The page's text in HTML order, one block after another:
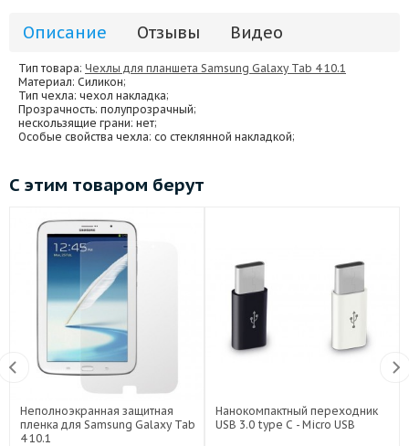
Описание Отзывы Видео
Тип товара: Чехлы для планшета Samsung Galaxy Tab 4 10.1
Материал: Силикон;
Тип чехла: чехол накладка;
Прозрачность: полупрозрачный;
нескользящие грани: нет;
Особые свойства чехла: со стеклянной накладкой;
С этим товаром берут
Неполноэкранная защитная
пленка для Samsung Galaxy Tab
4 10.1
Нанокомпактный переходник
USB 3.0 type C - Micro USB